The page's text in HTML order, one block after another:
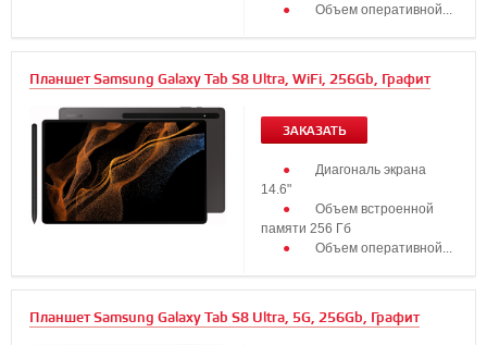
Объем оперативной...
Планшет Samsung Galaxy Tab S8 Ultra, WiFi, 256Gb, Графит
ЗАКАЗАТЬ
Диагональ экрана
14.6"
Объем встроенной
памяти 256 Гб
Объем оперативной...
Планшет Samsung Galaxy Tab S8 Ultra, 5G, 256Gb, Графит